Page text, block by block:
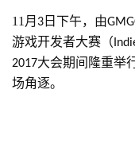
11月 3 日下午，由
游戏开发者大赛（
2017大会期间隆重举
场角逐。